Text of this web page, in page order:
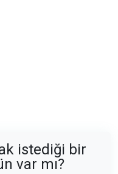
istediği bir
var mı?